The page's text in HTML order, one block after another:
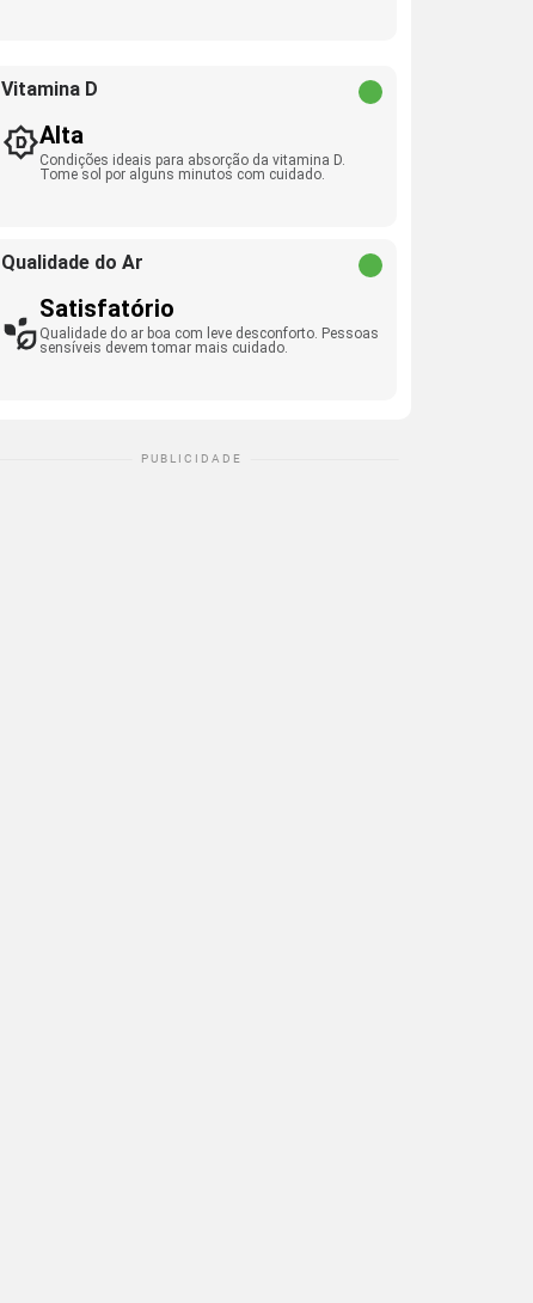
Vitamina D
Alta
Condições ideais para absorção da vitamina D.
Tome sol por alguns minutos com cuidado.
Qualidade do Ar
Satisfatório
Qualidade do ar boa com leve desconforto. Pessoas
sensíveis devem tomar mais cuidado.